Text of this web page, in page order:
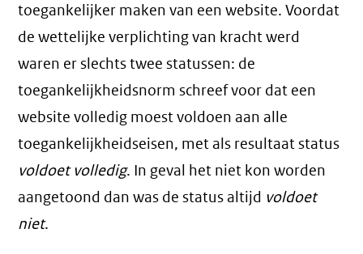
toegankelijker maken van een website. Voordat
de wettelijke verplichting van kracht werd
waren er slechts twee statussen: de
toegankelijkheidsnorm schreef voor dat een
website volledig moest voldoen aan alle
toegankelijkheidseisen, met als resultaat status
voldoet volledig. In geval het niet kon worden
aangetoond dan was de status altijd voldoet
niet.